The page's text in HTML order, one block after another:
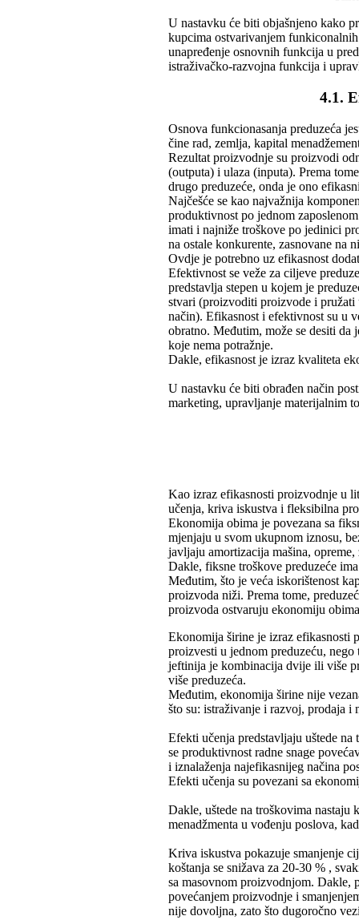
U nastavku će biti objašnjeno kako
kupcima ostvarivanjem
unapređenje osnovnih funkcija u
istraživačko-razvojna funkcija i
4.1.
Osnova funkcionasanja preduzeća
čine rad, zemlja, kapital
Rezultat proizvodnje su proizvodi
(outputa) i ulaza (inputa). Prema
drugo preduzeće, onda je ono
Najčešće se kao najvažnija
produktivnost po jednom
imati i najniže troškove po jedinici
na ostale konkurente, zasnovane na
Ovdje je potrebno uz efikasnost
Efektivnost se veže za ciljeve
predstavlja stepen u kojem je
stvari (proizvoditi proizvode i pružati
način). Efikasnost i efektivnost su u
obratno. Međutim, može se desiti
koje nema potražnje.
Dakle, efikasnost je izraz kvaliteta
U nastavku će biti obrađen način
marketing, upravljanje materijalnim
Kao izraz efikasnosti proizvodnje u
učenja, kriva iskustva i fleksibilna
Ekonomija obima je povezana sa
mjenjaju u svom ukupnom iznosu,
javljaju amortizacija mašina,
Dakle, fiksne troškove preduzeće
Međutim, što je veća iskorištenost
proizvoda niži. Prema tome,
proizvoda ostvaruju ekonomiju
Ekonomija širine je izraz efikasnosti
proizvesti u jednom preduzeću,
jeftinija je kombinacija dvije ili više
više preduzeća.
Međutim, ekonomija širine nije
što su: istraživanje i razvoj, prodaja i
Efekti učenja predstavljaju uštede
se produktivnost radne snage
i iznalaženja najefikasnijeg načina
Efekti učenja su povezani sa
Dakle, uštede na troškovima nastaju
menadžmenta u vođenju poslova,
Kriva iskustva pokazuje smanjenje
koštanja se snižava za 20-30 % ,
sa masovnom proizvodnjom. Dakle,
povećanjem proizvodnje i
nije dovoljna, zato što dugoročno